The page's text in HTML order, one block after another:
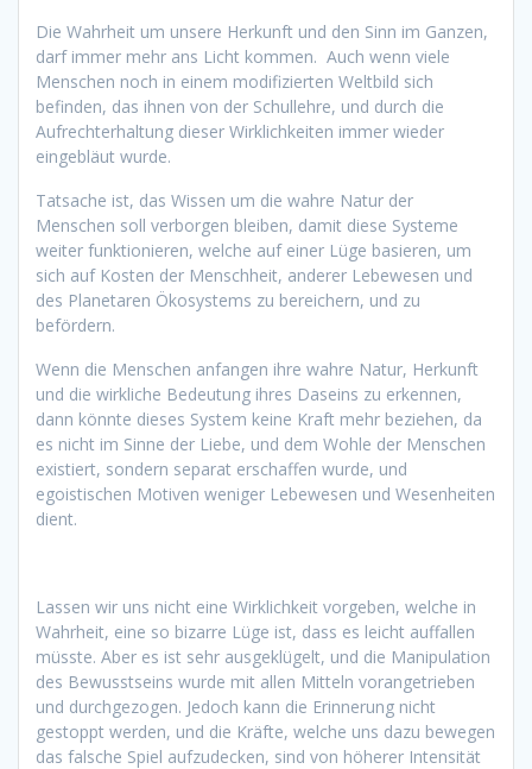
Die Wahrheit um unsere Herkunft und den Sinn im Ganzen,
darf immer mehr ans Licht kommen. Auch wenn viele
Menschen noch in einem modifizierten Weltbild sich
befinden, das ihnen von der Schullehre, und durch die
Aufrechterhaltung dieser Wirklichkeiten immer wieder
eingebläut wurde.
Tatsache ist, das Wissen um die wahre Natur der
Menschen soll verborgen bleiben, damit diese Systeme
weiter funktionieren, welche auf einer Lüge basieren, um
sich auf Kosten der Menschheit, anderer Lebewesen und
des Planetaren Ökosystems zu bereichern, und zu
befördern.
Wenn die Menschen anfangen ihre wahre Natur, Herkunft
und die wirkliche Bedeutung ihres Daseins zu erkennen,
dann könnte dieses System keine Kraft mehr beziehen, da
es nicht im Sinne der Liebe, und dem Wohle der Menschen
existiert, sondern separat erschaffen wurde, und
egoistischen Motiven weniger Lebewesen und Wesenheiten
dient.
Lassen wir uns nicht eine Wirklichkeit vorgeben, welche in
Wahrheit, eine so bizarre Lüge ist, dass es leicht auffallen
müsste. Aber es ist sehr ausgeklügelt, und die Manipulation
des Bewusstseins wurde mit allen Mitteln vorangetrieben
und durchgezogen. Jedoch kann die Erinnerung nicht
gestoppt werden, und die Kräfte, welche uns dazu bewegen
das falsche Spiel aufzudecken, sind von höherer Intensität